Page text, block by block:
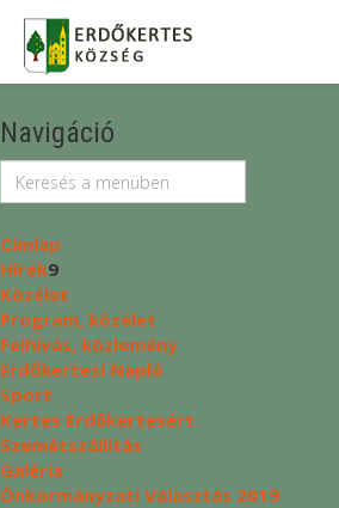
Navigáció
Címlap
Hírek9
Közélet
Program, közélet
Felhívás, közlemény
Erdőkertesi Napló
Sport
Kertes Erdőkertesért
Szemétszállítás
Galéria
Önkormányzati Választás 2019